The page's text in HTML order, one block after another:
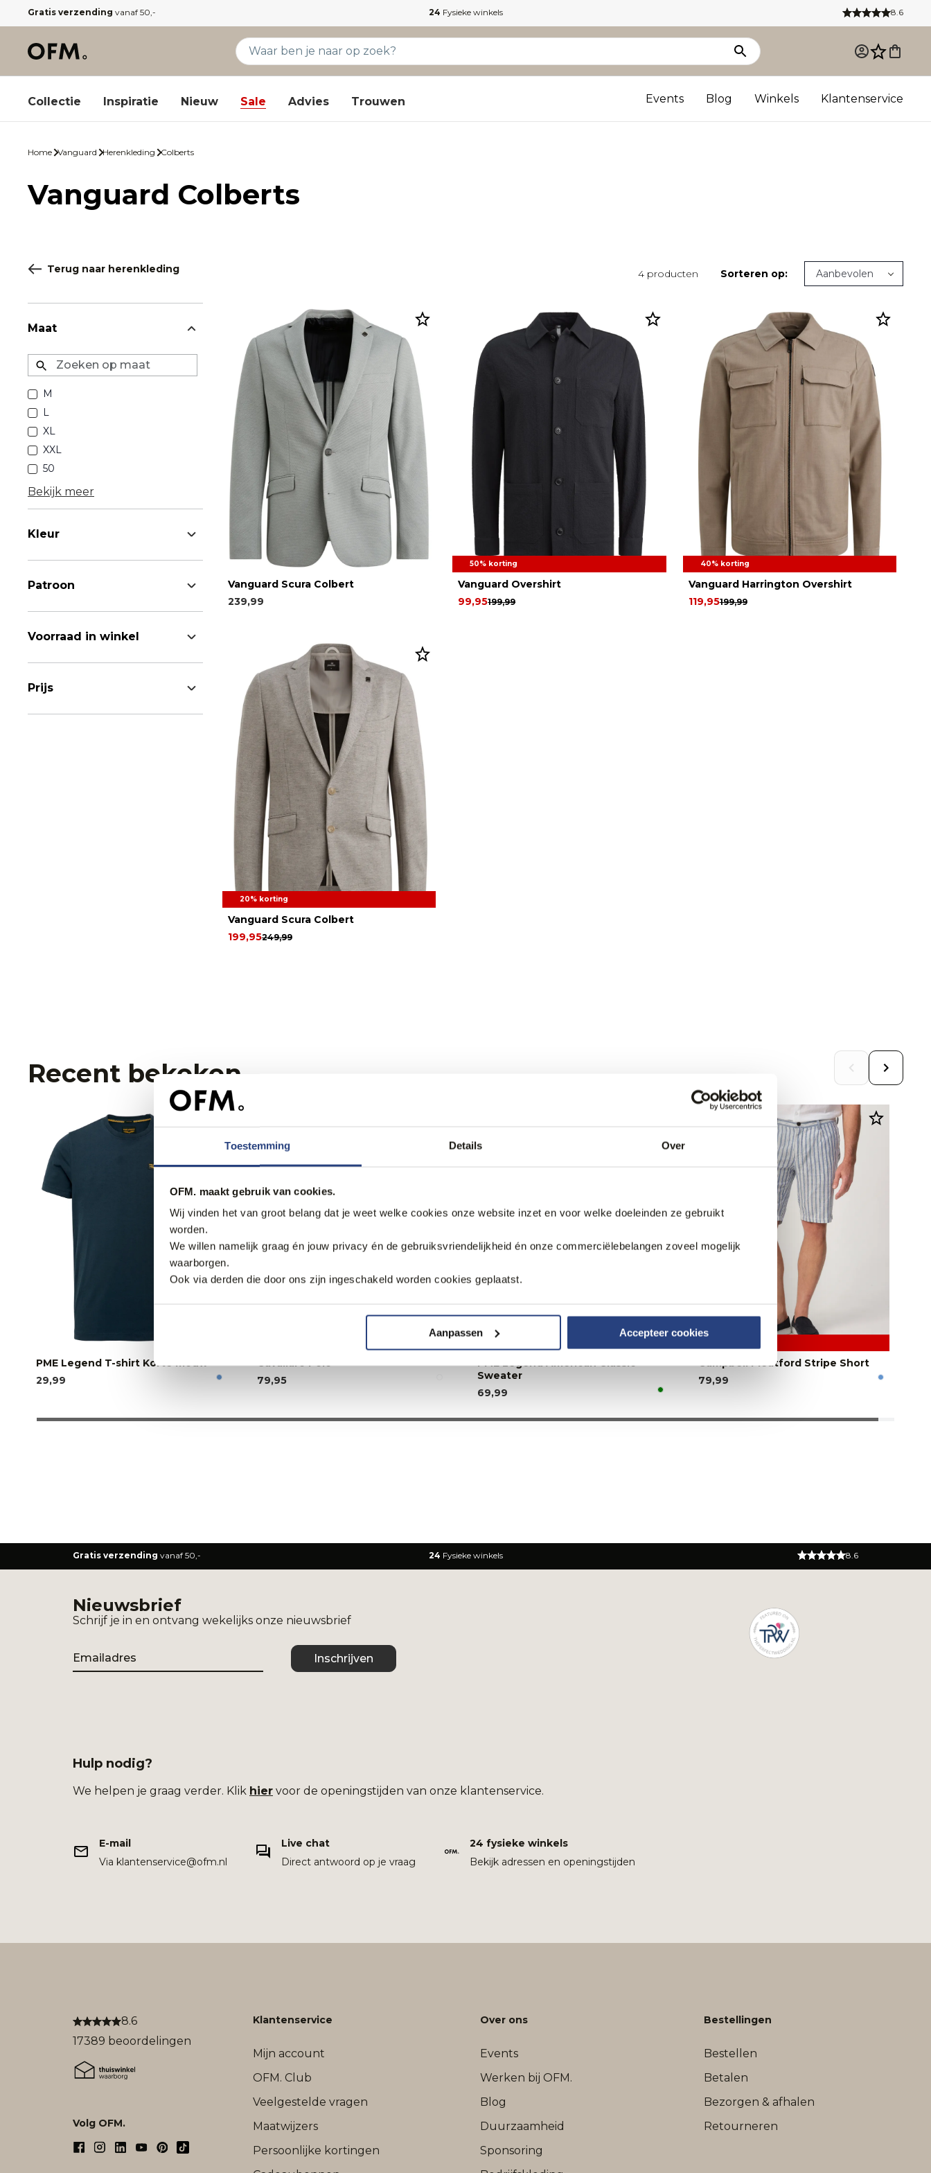
Toestemming Details Over
OFM. maakt gebruik van cookies.
Wij vinden het van groot belang dat je weet welke cookies onze website inzet en voor welke doeleinden ze gebruikt
worden.
We willen namelijk graag én jouw privacy én de gebruiksvriendelijkheid én onze commerciëlebelangen zoveel mogelijk
waarborgen.
Ook via derden die door ons zijn ingeschakeld worden cookies geplaatst.
Aanpassen Accepteer cookies
Gratis verzending vanaf 50,- 24 Fysieke winkels 8.6
Collectie Inspiratie Nieuw Sale Advies Trouwen Events Blog Winkels Klantenservice
Home Vanguard Herenkleding Colberts
Vanguard Colberts
Terug naar herenkleding Sorteren op:
4 producten
Maat
Zoeken op maat
M
L
XL
XXL
50
Bekijk meer
Kleur
Patroon
Voorraad in winkel
Prijs
Vanguard Scura Colbert
239,99
50% korting
Vanguard Overshirt
199,99
99,95
40% korting
Vanguard Harrington Overshirt
199,99
119,95
20% korting
Vanguard Scura Colbert
249,99
199,95
Recent bekeken
PME Legend T-shirt Korte mouw
29,99
79,95
Sweater
69,99
Campbell Pleatford Stripe Short
79,99
Gratis verzending vanaf 50,- 24 Fysieke winkels 8.6
Nieuwsbrief
Schrijf je in en ontvang wekelijks onze nieuwsbrief
Email
Inschrijven
Hulp nodig?
We helpen je graag verder. Klik hier voor de openingstijden van onze klantenservice.
E-mail
Via klantenservice@ofm.nl
Live chat
Direct antwoord op je vraag
24 fysieke winkels
Bekijk adressen en openingstijden
8.6
17389 beoordelingen
Volg OFM.
Klantenservice
Mijn account
OFM. Club
Veelgestelde vragen
Maatwijzers
Persoonlijke kortingen
Over ons
Events
Werken bij OFM.
Blog
Duurzaamheid
Sponsoring
Bestellingen
Bestellen
Betalen
Bezorgen & afhalen
Retourneren